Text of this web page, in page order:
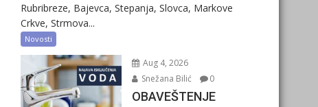
Rubribreze, Bajevca, Stepanja, Slovca, Markove
Crkve, Strmova...
Novosti
Aug 4, 2026
Snežana Bilić
0
OBAVEŠTENJE